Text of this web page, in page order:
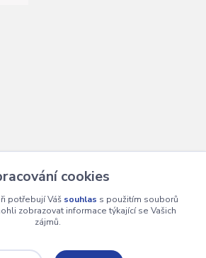
cookies
potřebují Váš souhlas s použitím souborů
zobrazovat informace týkající se Vašich
zájmů.